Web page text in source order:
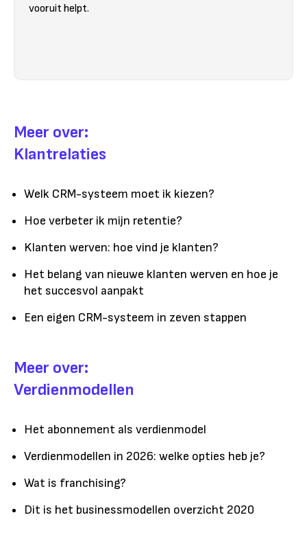
vooruit helpt.
Meer over:
Klantrelaties
Welk CRM-systeem moet ik kiezen?
Hoe verbeter ik mijn retentie?
Klanten werven: hoe vind je klanten?
Het belang van nieuwe klanten werven en hoe je
het succesvol aanpakt
Een eigen CRM-systeem in zeven stappen
Meer over:
Verdienmodellen
Het abonnement als verdienmodel
Verdienmodellen in 2026: welke opties heb je?
Wat is franchising?
Dit is het businessmodellen overzicht 2020